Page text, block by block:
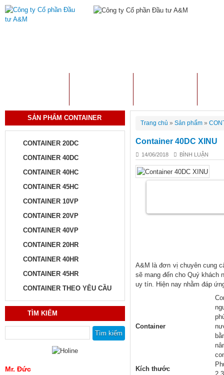
SẢN PHẨM CONTAINER
CONTAINER 20DC
CONTAINER 40DC
CONTAINER 40HC
CONTAINER 45HC
CONTAINER 10VP
CONTAINER 20VP
CONTAINER 40VP
CONTAINER 20HR
CONTAINER 40HR
CONTAINER 45HR
CONTAINER THEO YÊU CẦU
TÌM KIẾM
Mr. Đức
Trang chủ » Sản phẩm »
Container 40DC XINU
14/06/2018 BÌNH LUẬN
A&M là đơn vị chuyên cung
sẽ mang đến cho Quý khách
uy tín. Hiện nay nhằm đáp
Container
Kích thước